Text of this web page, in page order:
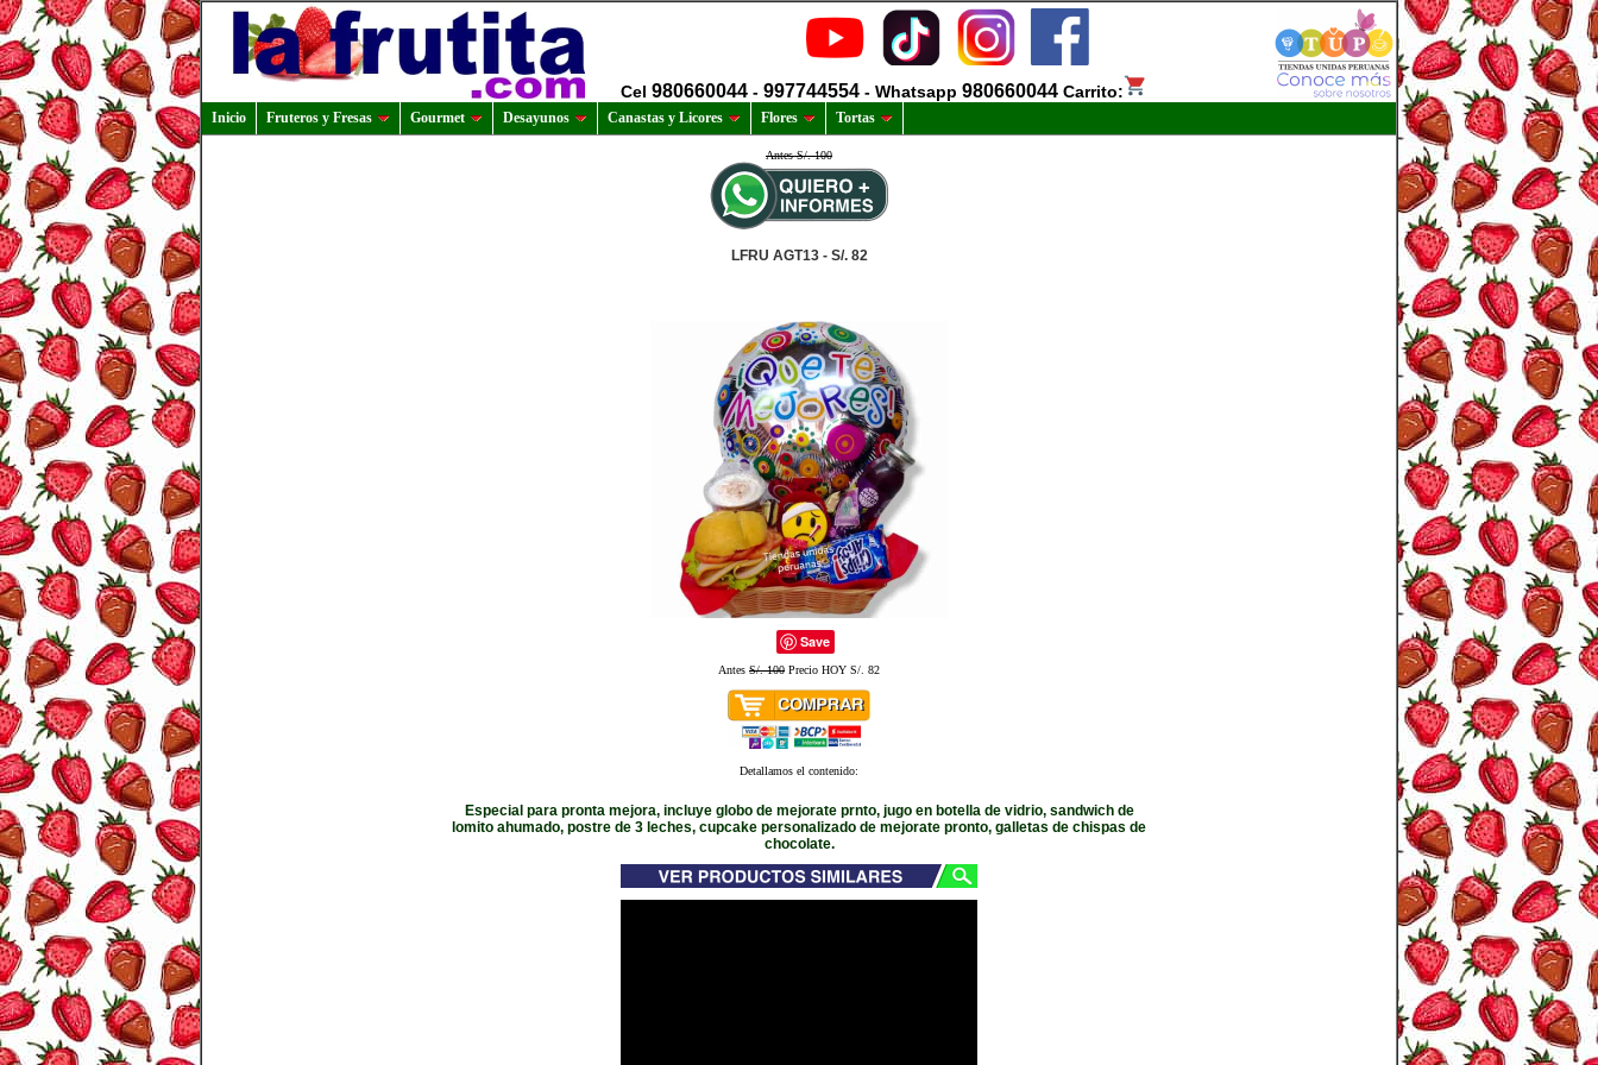
Cel 980660044 - 997744554 - Whatsapp 980660044 Carrito:
Inicio Fruteros y Fresas Gourmet Desayunos Canastas y Licores Flores Tortas
Antes S/. 100
LFRU AGT13 - S/. 82
Save
Antes S/. 100 Precio HOY S/. 82
Detallamos el contenido:
Especial para pronta mejora, incluye globo de mejorate prnto, jugo en botella de vidrio, sandwich de
lomito ahumado, postre de 3 leches, cupcake personalizado de mejorate pronto, galletas de chispas de
chocolate.